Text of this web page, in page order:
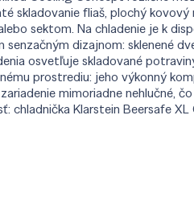
skladovanie fliaš, plochý
sektom. Na chladenie je k
dizajnom: sklenené
osvetľuje skladované
prostrediu: jeho výkonný
mimoriadne nehlučné,
Klarstein Beersafe